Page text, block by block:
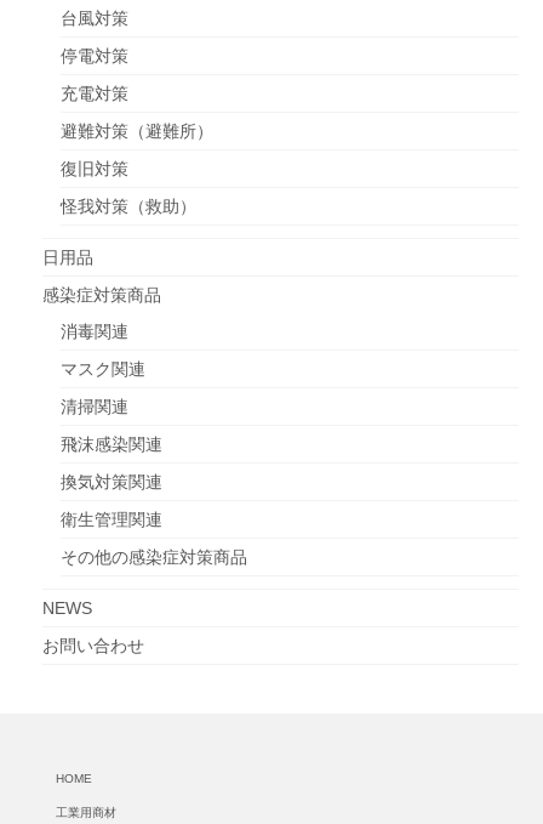
台風対策
停電対策
充電対策
避難対策（避難所）
復旧対策
怪我対策（救助）
日用品
感染症対策商品
消毒関連
マスク関連
清掃関連
飛沫感染関連
換気対策関連
衛生管理関連
その他の感染症対策商品
NEWS
お問い合わせ
HOME
工業用商材